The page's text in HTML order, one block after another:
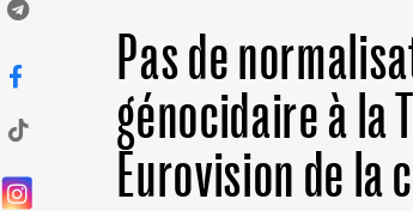
Pas de
génocidaire à la
Eurovision de la